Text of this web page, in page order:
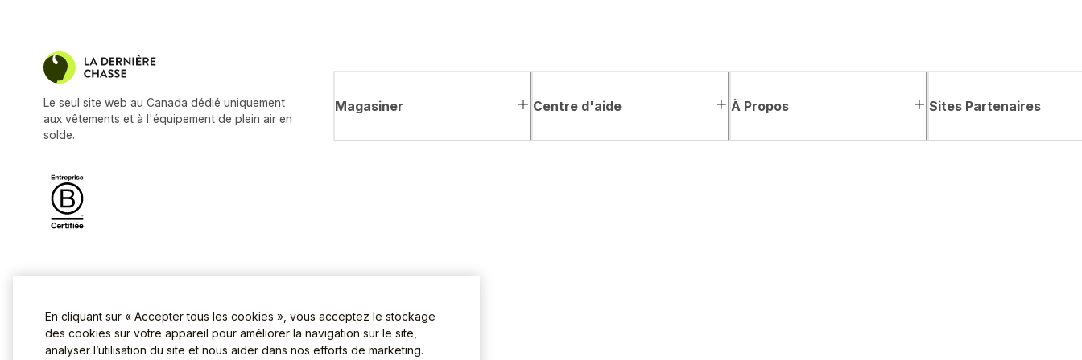
Le seul site web au Canada dédié uniquement
aux vêtements et à l'équipement de plein air en
solde.
Magasiner Centre d'aide À Propos Sites Partenaires
En cliquant sur « Accepter tous les cookies », vous acceptez le stockage
des cookies sur votre appareil pour améliorer la navigation sur le site,
analyser l’utilisation du site et nous aider dans nos efforts de marketing.